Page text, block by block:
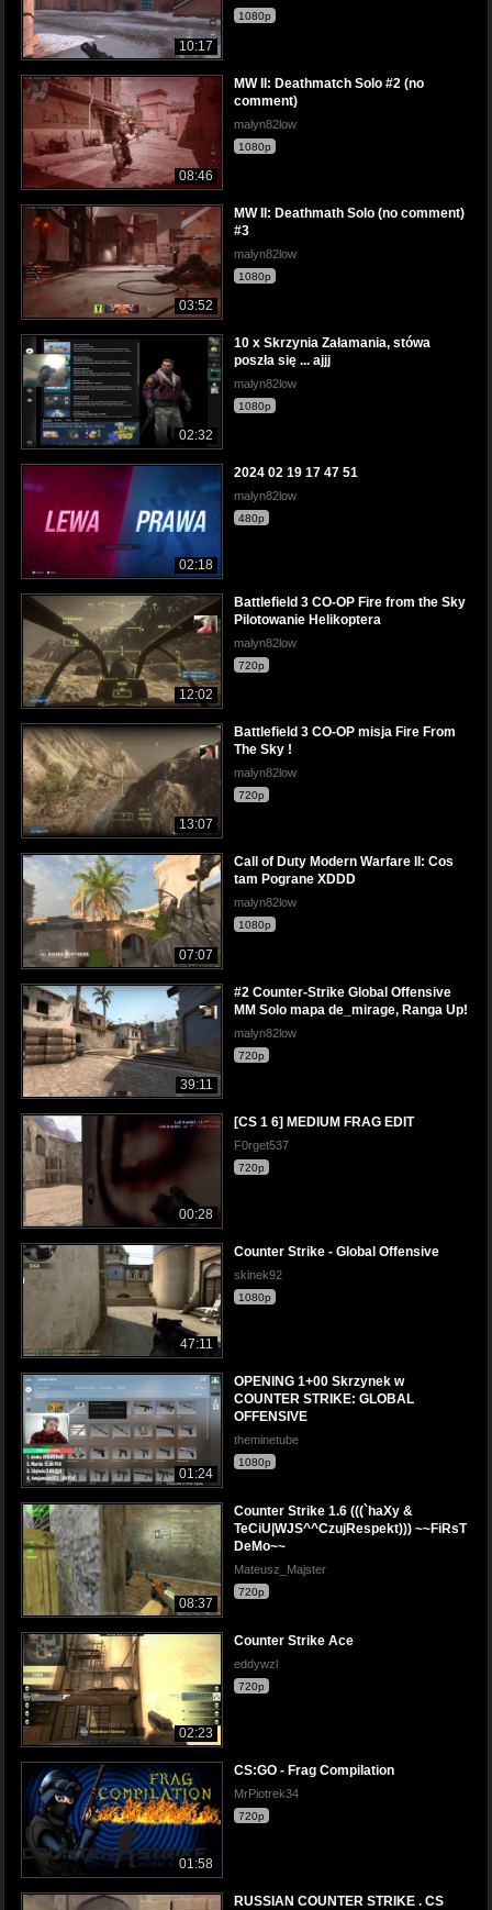
10:17
1080p
08:46
MW II: Deathmatch Solo #2 (no
comment)
malyn82low
1080p
03:52
MW II: Deathmath Solo (no comment)
#3
malyn82low
1080p
02:32
10 x Skrzynia Załamania, stówa
poszła się ... ajjj
malyn82low
1080p
02:18
2024 02 19 17 47 51
malyn82low
480p
12:02
Battlefield 3 CO-OP Fire from the Sky
Pilotowanie Helikoptera
malyn82low
720p
13:07
Battlefield 3 CO-OP misja Fire From
The Sky !
malyn82low
720p
07:07
Call of Duty Modern Warfare II: Cos
tam Pograne XDDD
malyn82low
1080p
39:11
#2 Counter-Strike Global Offensive
MM Solo mapa de_mirage, Ranga Up!
malyn82low
720p
00:28
[CS 1 6] MEDIUM FRAG EDIT
F0rget537
720p
47:11
Counter Strike - Global Offensive
skinek92
1080p
01:24
OPENING 1+00 Skrzynek w
COUNTER STRIKE: GLOBAL
OFFENSIVE
theminetube
1080p
08:37
Counter Strike 1.6 (((`haXy &
TeCiU|WJS^^CzujRespekt))) ~~FiRsT
DeMo~~
Mateusz_Majster
720p
02:23
Counter Strike Ace
eddywzl
720p
01:58
CS:GO - Frag Compilation
MrPiotrek34
720p
RUSSIAN COUNTER STRIKE . CS